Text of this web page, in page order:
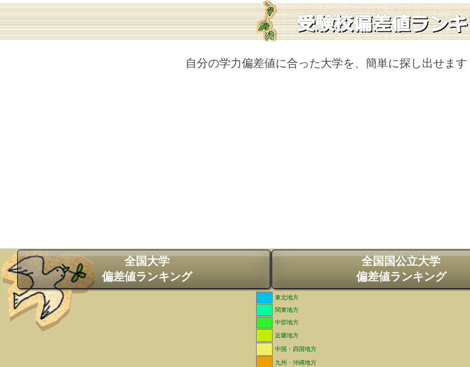
自分の学力偏差値に合った大学を、簡単に探し出せます
全国大学
偏差値ランキング
全国国公立大学
偏差値ランキング
東北地方
関東地方
中部地方
近畿地方
中国・四国地方
九州・沖縄地方